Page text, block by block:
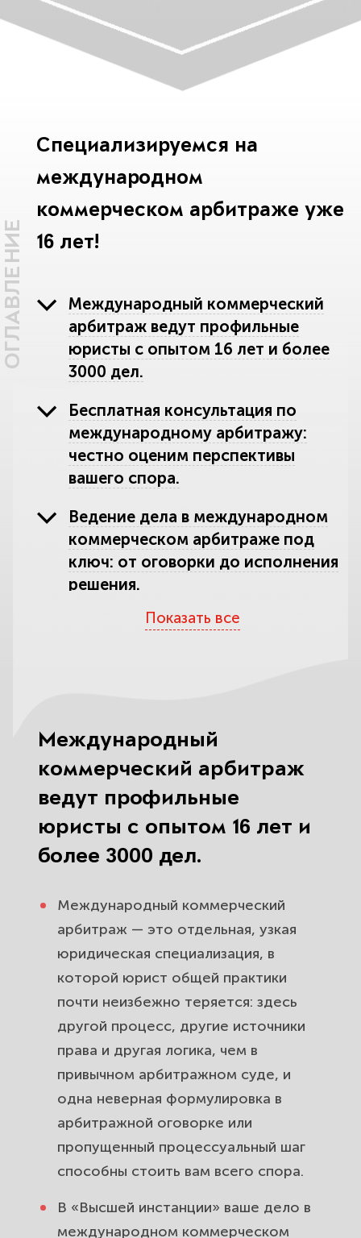
ОГЛАВЛЕНИЕ
Специализируемся на
международном
коммерческом арбитраже уже
16 лет!
Международный коммерческий
арбитраж ведут профильные
юристы с опытом 16 лет и более
3000 дел.
Бесплатная консультация по
международному арбитражу:
честно оценим перспективы
вашего спора.
Ведение дела в международном
коммерческом арбитраже под
ключ: от оговорки до исполнения
решения.
Что такое международный
Российские и зарубежные
площадки арбитража: МКАС при
ТПП РФ, РАЦ, ICC, LCIA, SIAC, SCC,
HKIAC.
Где судиться после санкций:
перенос споров в Россию, статья
Арбитражная оговорка — сердце
международного арбитража:
почему её нельзя составлять на
коленке.
Стадии международного
арбитража: от подачи в институт
до вынесения окончательного
решения.
Подготовка позиции, документов
и доказательств для арбитража:
чем выигрывают дело заранее.
Можно ли вести международный
Показать все
Международный
коммерческий арбитраж
ведут профильные
юристы с опытом 16 лет и
более 3000 дел.
Международный коммерческий
арбитраж — это отдельная, узкая
юридическая специализация, в
которой юрист общей практики
почти неизбежно теряется: здесь
другой процесс, другие источники
права и другая логика, чем в
привычном арбитражном суде, и
одна неверная формулировка в
арбитражной оговорке или
пропущенный процессуальный шаг
способны стоить вам всего спора.
В «Высшей инстанции» ваше дело в
международном коммерческом